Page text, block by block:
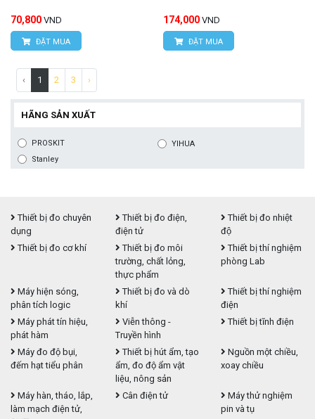
70,800 VND
ĐẶT MUA
174,000 VND
ĐẶT MUA
‹ 1 2 3 ›
HÃNG SẢN XUẤT
PROSKIT
YIHUA
Stanley
Thiết bị đo chuyên
dụng
Thiết bị đo điện,
điện tử
Thiết bị đo nhiệt
độ
Thiết bị đo cơ khí
Thiết bị đo môi
trường, chất lỏng,
thực phẩm
Thiết bị thí nghiệm
phòng Lab
Máy hiện sóng,
phân tích logic
Thiết bị đo và dò
khí
Thiết bị thí nghiệm
điện
Máy phát tín hiệu,
phát hàm
Viễn thông -
Truyền hình
Thiết bị tĩnh điện
Máy đo độ bụi,
đếm hạt tiểu phân
Thiết bị hút ẩm, tạo
ẩm, đo độ ẩm vật
liệu, nông sản
Nguồn một chiều,
xoay chiều
Máy hàn, tháo, lắp,
làm mạch điện tử,
Cân điện tử
Máy thử nghiệm
pin và tụ